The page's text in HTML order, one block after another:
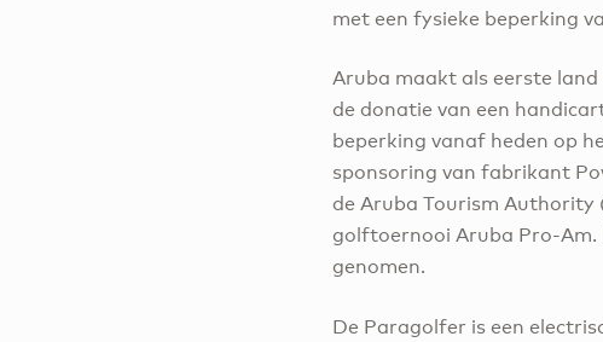
met een fysieke beperking
Aruba maakt als eerste
de donatie van een
beperking vanaf heden op
sponsoring van fabrikant
de Aruba Tourism Authority
golftoernooi Aruba Pro-Am.
genomen.
De Paragolfer is een